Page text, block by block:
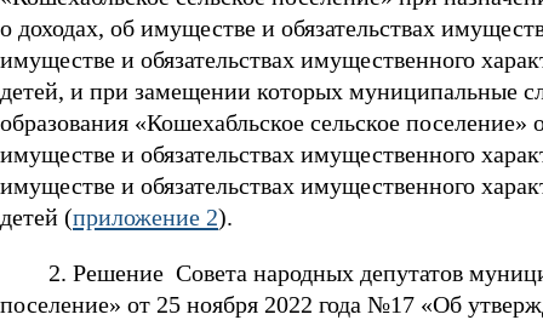
о доходах, об имуществе и обязательствах
имуществе и обязательствах имущественного
детей, и при замещении которых муниципальные
образования «Кошехабльское сельское поселение»
имуществе и обязательствах имущественного
имуществе и обязательствах имущественного
детей (приложение 2).
2. Решение Совета народных депутатов
поселение» от 25 ноября 2022 года №17 «Об